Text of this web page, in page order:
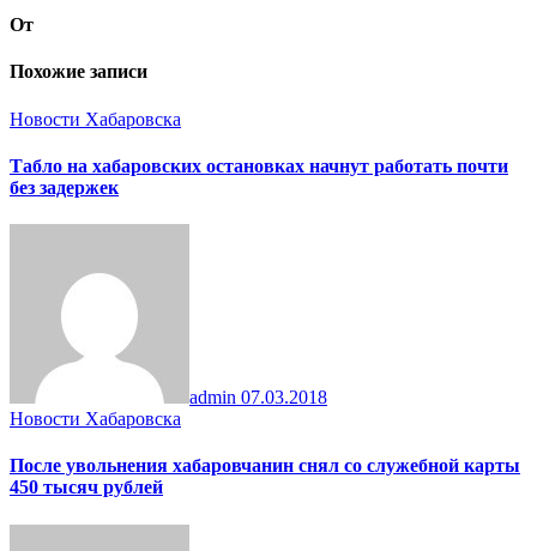
От
Похожие записи
Новости Хабаровска
Табло на хабаровских остановках начнут работать почти
без задержек
admin 07.03.2018
Новости Хабаровска
После увольнения хабаровчанин снял со служебной карты
450 тысяч рублей